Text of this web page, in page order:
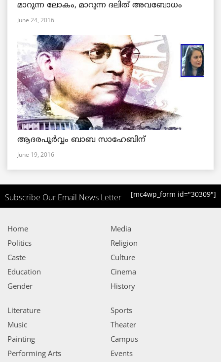
മാറുന്ന ലോകം, മാറുന്ന ദലിത് അവബോധം
June 24, 2016
ആദരപൂര്‍വ്വം ബാബ സാഹേബിന്
June 19, 2016
Subscribe Our Email News Letter [mc4wp_form id="30309"]
Home
Politics
Caste
Education
Gender
Media
Religion
Culture
Cinema
History
Literature
Music
Painting
Performing Arts
Sports
Theater
Campus
Events